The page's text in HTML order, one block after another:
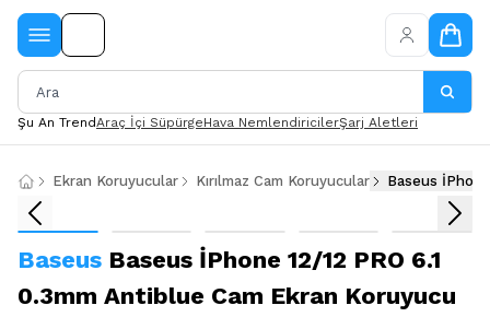
Şu An TrendAraç İçi SüpürgeHava NemlendiricilerŞarj Aletleri
Ekran Koruyucular Kırılmaz Cam Koruyucular Baseus
Baseus Baseus İPhone 12/12 PRO 6.1
0.3mm Antiblue Cam Ekran Koruyucu